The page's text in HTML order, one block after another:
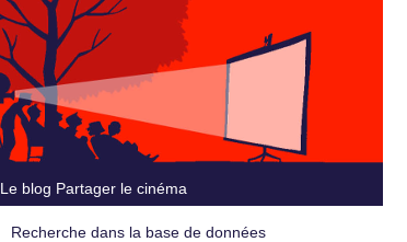
Le blog Partager le cinéma
Recherche dans la base de données